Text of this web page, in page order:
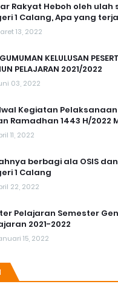
Rakyat Heboh oleh ulah
1 Calang, Apa yang
13, 2022
KELULUSAN
PELAJARAN 2021/2022
03, 2022
Kegiatan
Ramadhan 1443 H/2022
11, 2022
berbagi ala OSIS dan
1 Calang
22, 2022
Pelajaran Semester
2021-2022
15, 2022